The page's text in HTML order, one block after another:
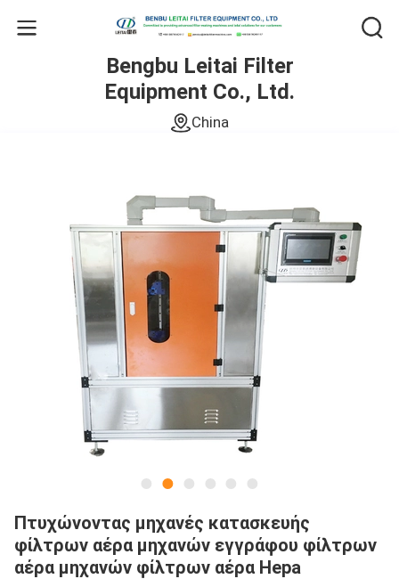
Bengbu Leitai Filter
Equipment Co., Ltd.
China
Πτυχώνοντας μηχανές κατασκευής
φίλτρων αέρα μηχανών εγγράφου φίλτρων
αέρα μηχανών φίλτρων αέρα Hepa